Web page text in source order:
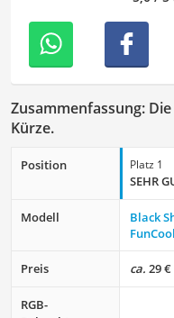
Zusammenfassung:
Kürze.
Position Platz 1
SEHR
Modell
Black
Preis ca. 29 €
RGB-